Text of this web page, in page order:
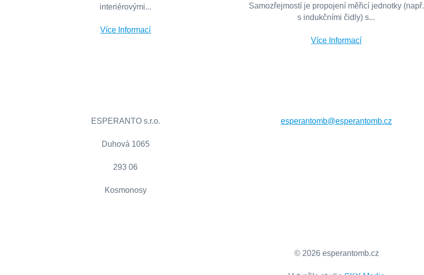
interiérovými...
Více Informací
Samozřejmostí je propojení měřicí jednotky (např.
s indukčními čidly) s...
Více Informací
ESPERANTO s.r.o.
Duhová 1065
293 06
Kosmonosy
esperantomb@esperantomb.cz
© 2026 esperantomb.cz